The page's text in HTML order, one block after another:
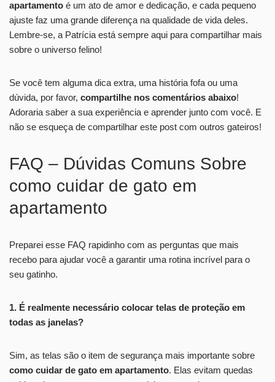
apartamento é um ato de amor e dedicação, e cada pequeno
ajuste faz uma grande diferença na qualidade de vida deles.
Lembre-se, a Patrícia está sempre aqui para compartilhar mais
sobre o universo felino!
Se você tem alguma dica extra, uma história fofa ou uma
dúvida, por favor, compartilhe nos comentários abaixo!
Adoraria saber a sua experiência e aprender junto com você. E
não se esqueça de compartilhar este post com outros gateiros!
FAQ – Dúvidas Comuns Sobre
como cuidar de gato em
apartamento
Preparei esse FAQ rapidinho com as perguntas que mais
recebo para ajudar você a garantir uma rotina incrível para o
seu gatinho.
1. É realmente necessário colocar telas de proteção em
todas as janelas?
Sim, as telas são o item de segurança mais importante sobre
como cuidar de gato em apartamento. Elas evitam quedas